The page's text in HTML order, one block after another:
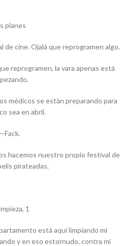
planes
cine. Ojalá que reprogramen algo.
reprogramen, la vara apenas está
médicos se están preparando para
sea en abril.
hacemos nuestro propio festival de
pirateadas.
1
está aquí limpiando mi
y en eso estornudo, contra mi